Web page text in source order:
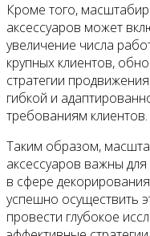
Кроме того,
аксессуаров может
увеличение числа
крупных клиентов,
стратегии
гибкой и
требованиям клиентов.
Таким образом,
аксессуаров важны
в сфере
успешно осуществить
провести глубокое